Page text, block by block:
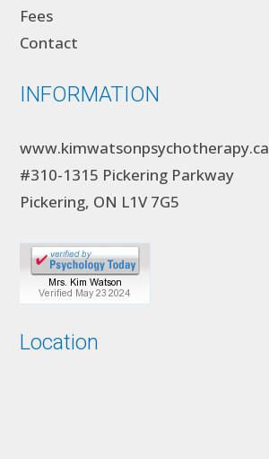
Fees
Contact
INFORMATION
www.kimwatsonpsychotherapy.ca
#310-1315 Pickering Parkway
Pickering, ON L1V 7G5
Location